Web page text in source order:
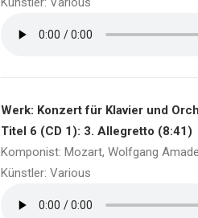
Werk: Konzert für Klavier und
Titel 6 (CD 1): 3. Allegretto (8:41)
Komponist: Mozart, Wolfgang
Künstler: Various